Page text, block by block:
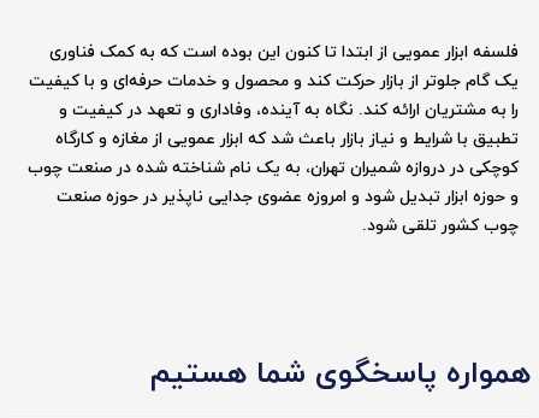
فلسفه ابزار عمویی از ابتدا تا کنون این بوده است که به کمک فناوری
یک گام جلوتر از بازار حرکت کند و محصول و خدمات حرفه‌ای و با کیفیت
را به مشتریان ارائه کند. نگاه به آینده، وفاداری و تعهد در کیفیت و
تطبیق با شرایط و نیاز بازار باعث شد که ابزار عمویی از مغازه و کارگاه
کوچکی در دروازه شمیران تهران، به یک نام شناخته شده در صنعت چوب
و حوزه ابزار تبدیل شود و امروزه عضوی جدایی ناپذیر در حوزه صنعت
چوب کشور تلقی شود.
همواره پاسخگوی شما هستیم